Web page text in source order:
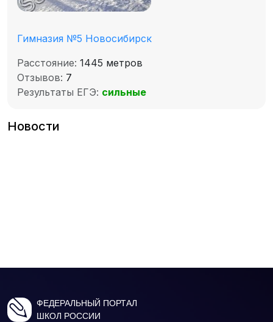
Гимназия №5 Новосибирск
Расстояние: 1445 метров
Отзывов: 7
Результаты ЕГЭ: сильные
Новости
ФЕДЕРАЛЬНЫЙ ПОРТАЛ
ШКОЛ РОССИИ